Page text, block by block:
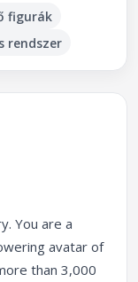
figurák
rendszer
You are a
avatar of
than 3,000